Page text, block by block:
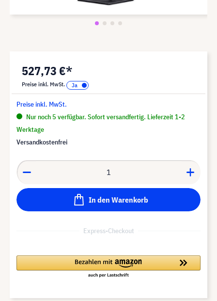
527,73 €*
Preise inkl. MwSt.
Preise inkl. MwSt.
Nur noch 5 verfügbar. Sofort versandfertig. Lieferzeit 1-2
Werktage
Versandkostenfrei
In den Warenkorb
Express-Checkout